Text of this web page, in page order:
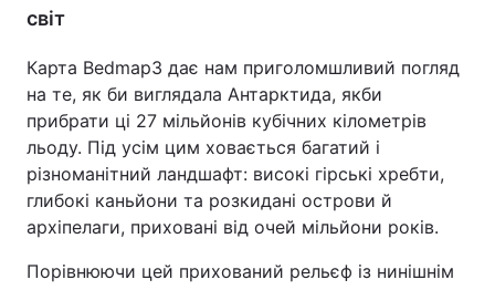
світ
Карта Bedmap3 дає нам приголомшливий погляд
на те, як би виглядала Антарктида, якби
прибрати ці 27 мільйонів кубічних кілометрів
льоду. Під усім цим ховається багатий і
різноманітний ландшафт: високі гірські хребти,
глибокі каньйони та розкидані острови й
архіпелаги, приховані від очей мільйони років.
Порівнюючи цей прихований рельєф із нинішнім